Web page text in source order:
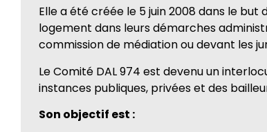
Elle a été créée le 5 juin 2008 dans le
logement dans leurs démarches
commission de médiation ou devant les
Le Comité DAL 974 est devenu un
instances publiques, privées et des
Son objectif est :